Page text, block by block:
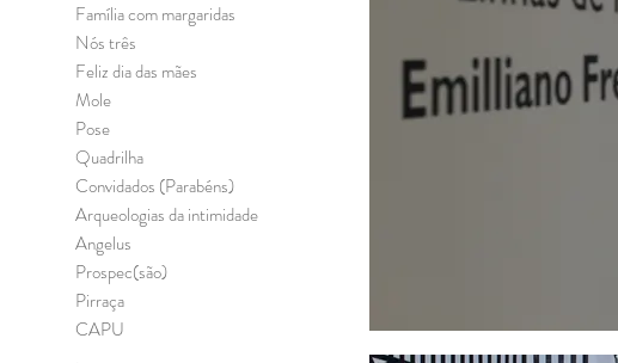
Família com margaridas
Nós três
Feliz dia das mães
Mole
Pose
Quadrilha
Convidados (Parabéns)
Arqueologias da intimidade
Angelus
Prospec(são)
Pirraça
CAPU